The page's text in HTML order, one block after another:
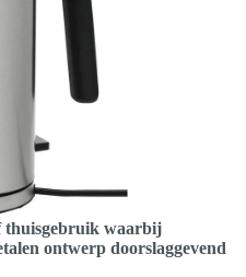
thuisgebruik waarbij
ontwerp doorslaggevend